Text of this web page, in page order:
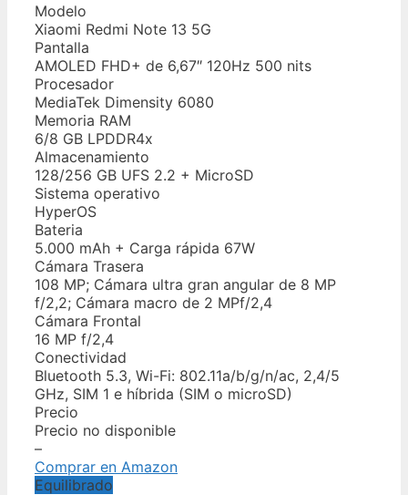
Modelo
Xiaomi Redmi Note 13 5G
Pantalla
AMOLED FHD+ de 6,67″ 120Hz 500 nits
Procesador
MediaTek Dimensity 6080
Memoria RAM
6/8 GB LPDDR4x
Almacenamiento
128/256 GB UFS 2.2 + MicroSD
Sistema operativo
HyperOS
Bateria
5.000 mAh + Carga rápida 67W
Cámara Trasera
108 MP; Cámara ultra gran angular de 8 MP
f/2,2; Cámara macro de 2 MPf/2,4
Cámara Frontal
16 MP f/2,4
Conectividad
Bluetooth 5.3, Wi-Fi: 802.11a/b/g/n/ac, 2,4/5
GHz, SIM 1 e híbrida (SIM o microSD)
Precio
Precio no disponible
–
Comprar en Amazon
Equilibrado